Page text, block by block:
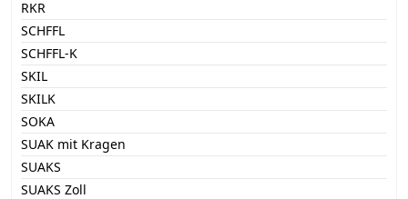
RKR
SCHFFL
SCHFFL-K
SKIL
SKILK
SOKA
SUAK mit Kragen
SUAKS
SUAKS Zoll